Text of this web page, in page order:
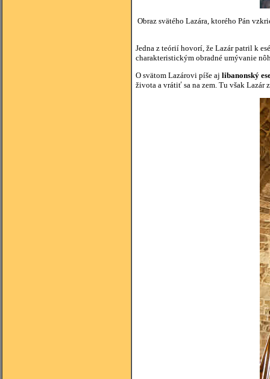
Obraz svätého Lazára, ktorého Pán
Jedna z teórií hovorí, že Lazár patril k
charakteristickým obradné umývanie
O svätom Lazárovi píše aj libanonský
života a vrátiť sa na zem. Tu však